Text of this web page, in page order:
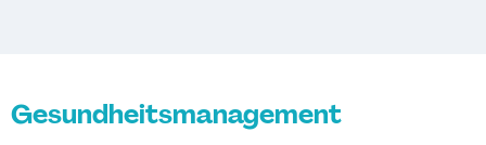
Management im Gesundheitswesen
Gesundheitsmanagement